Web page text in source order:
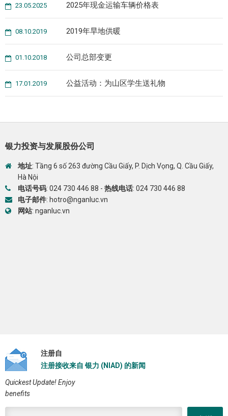
2025年现金运输车辆价格表
23.05.2025
2019年旱地供暖
08.10.2019
公司总部变更
01.10.2018
公益活动：为山区学生送礼物
17.01.2019
银力投资与发展股份公司
地址: Tầng 6 số 263 đường Cầu Giấy, P. Dịch Vọng, Q. Cầu Giấy,
Hà Nội
电话号码: 024 730 446 88 - 热线电话: 024 730 446 88
电子邮件: hotro@nganluc.vn
网站: nganluc.vn
注册自
注册接收来自 银力 (NIAD) 的新闻
Quickest Update! Enjoy
benefits